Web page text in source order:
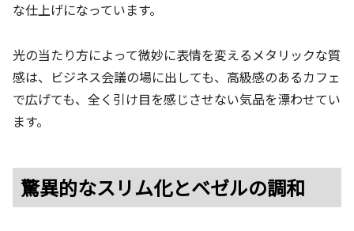
な仕上げになっています。
光の当たり方によって微妙に表情を変えるメタリックな質
感は、ビジネス会議の場に出しても、高級感のあるカフェ
で広げても、全く引け目を感じさせない気品を漂わせてい
ます。
驚異的なスリム化とベゼルの調和